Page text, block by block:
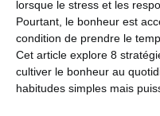
lorsque le stress et les
Pourtant, le bonheur est
condition de prendre le
Cet article explore 8
cultiver le bonheur au
habitudes simples mais